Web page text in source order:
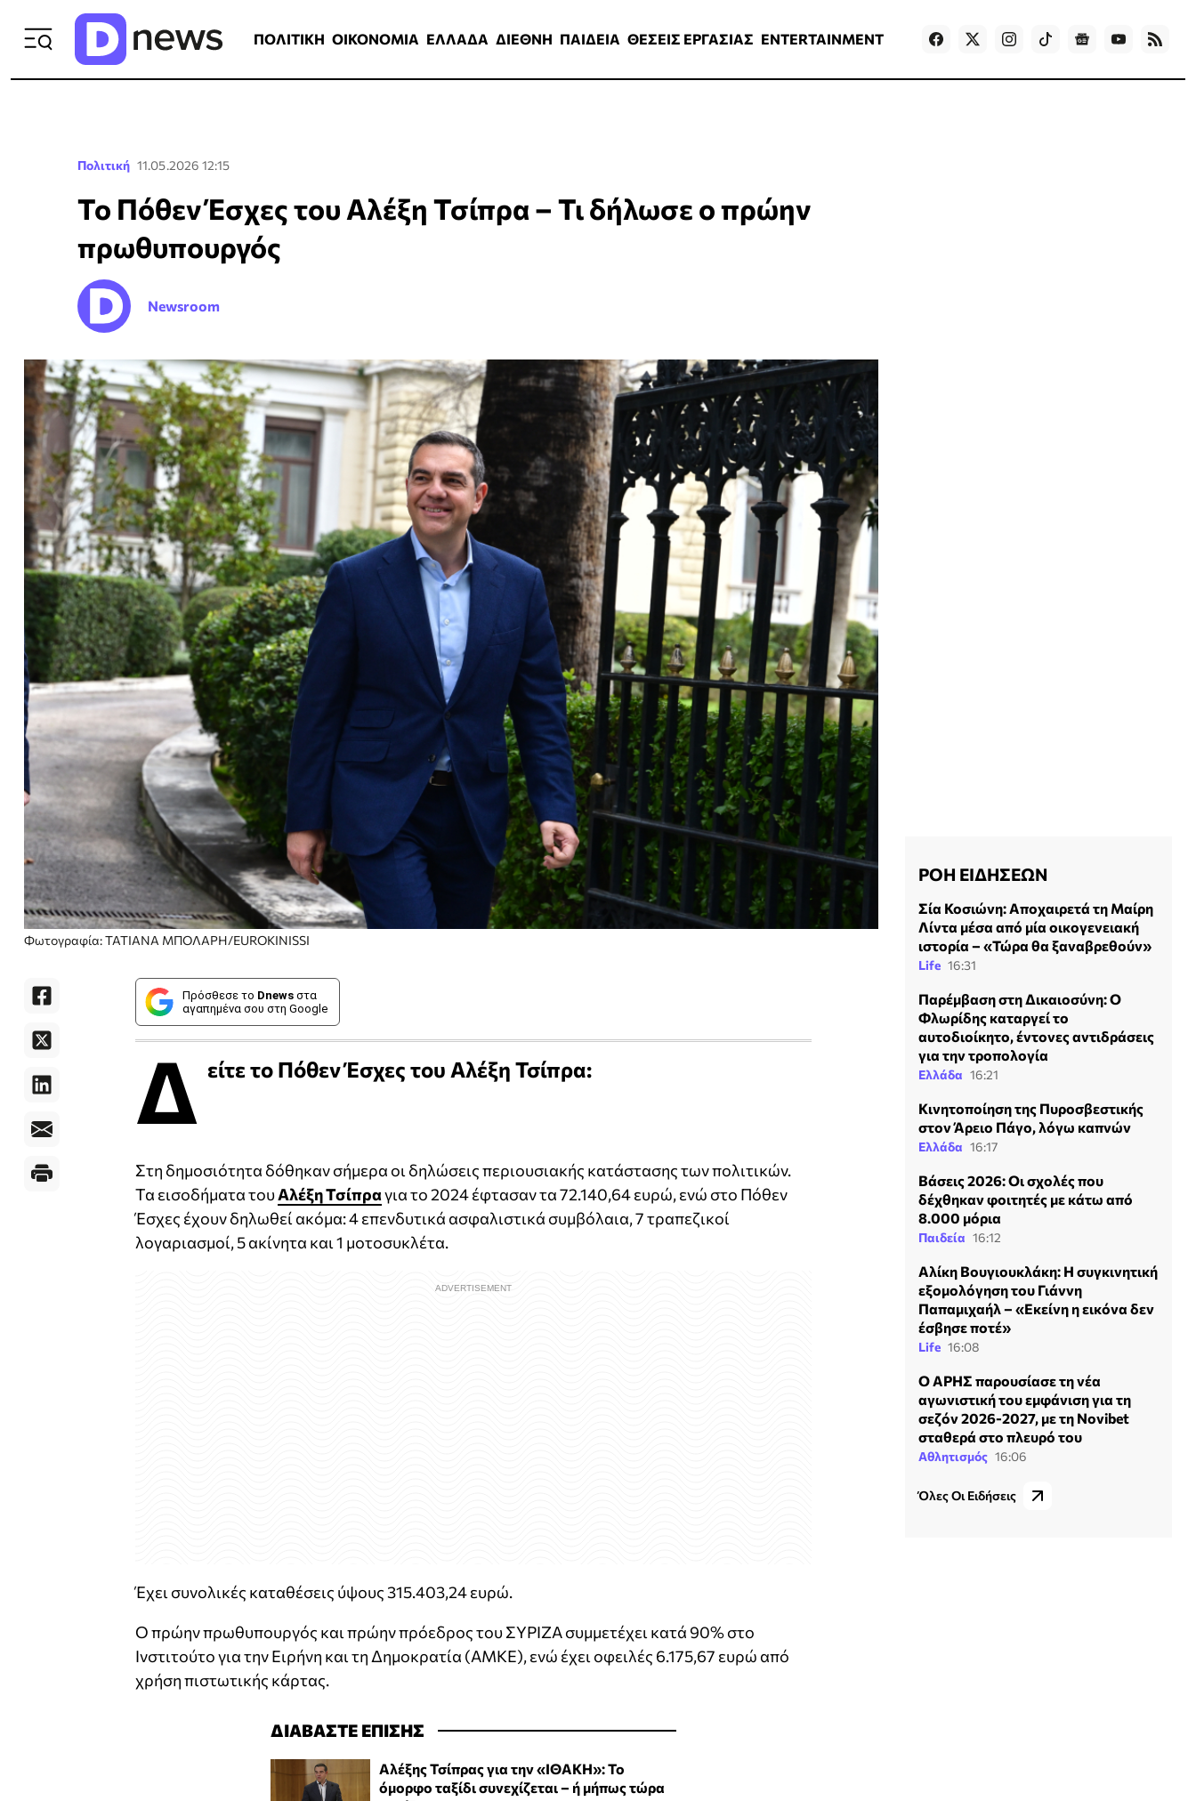
ΠΟΛΙΤΙΚΗ ΟΙΚΟΝΟΜΙΑ ΕΛΛΑΔΑ ΔΙΕΘΝΗ ΠΑΙΔΕΙΑ ΘΕΣΕΙΣ ΕΡΓΑΣΙΑΣ ENTERTAINMENT Games
Πολιτική 11.05.2026 12:15
Το Πόθεν Έσχες του Αλέξη Τσίπρα – Τι δήλωσε ο πρώην
πρωθυπουργός
Newsroom
Φωτογραφία: ΤΑΤΙΑΝΑ ΜΠΟΛΑΡΗ/EUROKINISSI
Πρόσθεσε το Dnews στα
αγαπημένα σου στη Google
Δ είτε το Πόθεν Έσχες του Αλέξη Τσίπρα:
Στη δημοσιότητα δόθηκαν σήμερα οι δηλώσεις περιουσιακής κατάστασης των πολιτικών.
Τα εισοδήματα τουΑλέξη Τσίπραγια το 2024 έφτασαν τα 72.140,64 ευρώ, ενώ στο Πόθεν
Έσχες έχουν δηλωθεί ακόμα: 4 επενδυτικά ασφαλιστικά συμβόλαια, 7 τραπεζικοί
λογαριασμοί, 5 ακίνητα και 1 μοτοσυκλέτα.
Έχει συνολικές καταθέσεις ύψους 315.403,24 ευρώ.
Ο πρώην πρωθυπουργός και πρώην πρόεδρος του ΣΥΡΙΖΑ συμμετέχει κατά 90% στο
Ινστιτούτο για την Ειρήνη και τη Δημοκρατία (ΑΜΚΕ), ενώ έχει οφειλές 6.175,67 ευρώ από
χρήση πιστωτικής κάρτας.
ΔΙΑΒΑΣΤΕ ΕΠΙΣΗΣ
Αλέξης Τσίπρας για την «ΙΘΑΚΗ»: Το
όμορφο ταξίδι συνεχίζεται – ή μήπως τώρα
ΡΟΗ ΕΙΔΗΣΕΩΝ
Σία Κοσιώνη: Αποχαιρετά τη Μαίρη
Λίντα μέσα από μία οικογενειακή
ιστορία – «Τώρα θα ξαναβρεθούν»
Life 16:31
Παρέμβαση στη Δικαιοσύνη: Ο
Φλωρίδης καταργεί το
αυτοδιοίκητο, έντονες αντιδράσεις
για την τροπολογία
Ελλάδα 16:21
Κινητοποίηση της Πυροσβεστικής
στον Άρειο Πάγο, λόγω καπνών
Ελλάδα 16:17
Βάσεις 2026: Οι σχολές που
δέχθηκαν φοιτητές με κάτω από
8.000 μόρια
Παιδεία 16:12
Αλίκη Βουγιουκλάκη: Η συγκινητική
εξομολόγηση του Γιάννη
Παπαμιχαήλ – «Εκείνη η εικόνα δεν
έσβησε ποτέ»
Life 16:08
Ο ΑΡΗΣ παρουσίασε τη νέα
αγωνιστική του εμφάνιση για τη
σεζόν 2026-2027, με τη Novibet
σταθερά στο πλευρό του
Αθλητισμός 16:06
Όλες Οι Ειδήσεις